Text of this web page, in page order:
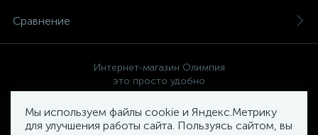
Мы используем файлы cookie и Яндекс.Метрику
для улучшения работы сайта. Пользуясь сайтом, вы
Сравнение
Интернет-магазин Олимпия
это просто удобно